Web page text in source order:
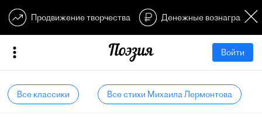
Продвижение творчества Денежные
Войти
Все классики Все стихи Михаила Лермонтова